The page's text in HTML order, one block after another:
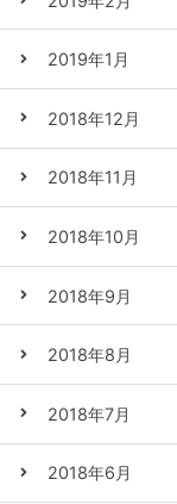
2019年1月
2018年12月
2018年11月
2018年10月
2018年9月
2018年8月
2018年7月
2018年6月